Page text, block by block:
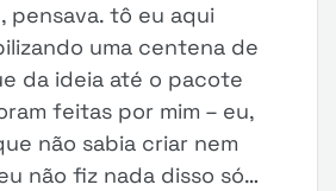
pensava. tô eu aqui
uma centena de
da ideia até o pacote
feitas por mim – eu,
não sabia criar nem
não fiz nada disso só…